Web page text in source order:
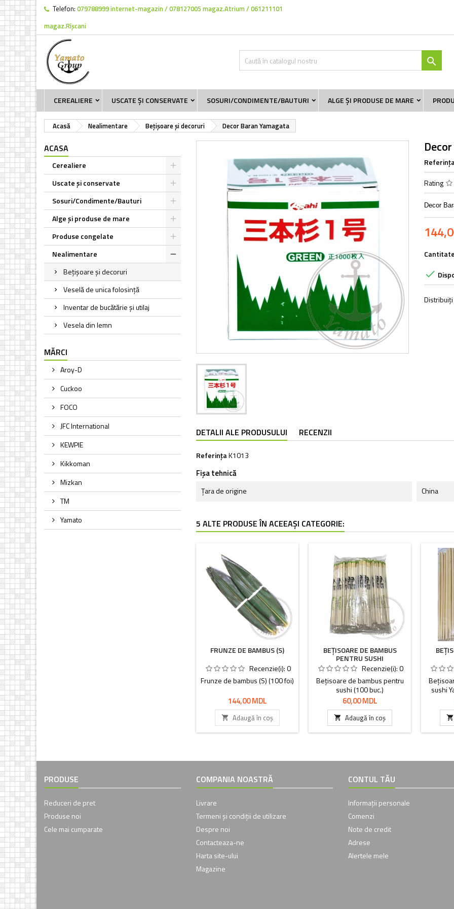
Telefon: 079788999 internet-magazin / 078127005 magaz.Atrium / 061211101
magaz.Rîșcani

CEREALIERE USCATE ȘI CONSERVATE SOSURI/CONDIMENTE/BAUTURI ALGE ȘI PRODUSE DE MARE
Acasă Nealimentare Bețișoare și decoruri Decor Baran Yamagata
ACASA
Cerealiere
Uscate și conservate
Sosuri/Condimente/Bauturi
Alge și produse de mare
Produse congelate
Nealimentare
Bețișoare și decoruri
Veselă de unica folosință
Inventar de bucătărie și utilaj
Vesela din lemn
MĂRCI
Aroy-D
Cuckoo
FOCO
JFC International
KEWPIE
Kikkoman
Mizkan
TM
Yamato
Rating
Decor
Cantitate

Distribuiți
DETALII ALE PRODUSULUI RECENZII
ReferințaK1013
Fișa tehnică
Țara de origine China
5 ALTE PRODUSE ÎN ACEEAȘI CATEGORIE:
FRUNZE DE BAMBUS (S)
Recenzie(i):0
Frunze de bambus (S) (100 foi)
Preț
144,00 MDL
 Adaugă în coș
BEȚISOARE DE BAMBUS
PENTRU SUSHI
Recenzie(i):0
Bețisoare de bambus pentru
sushi (100 buc.)
Preț
60,00 MDL
 Adaugă în coș
sushi

PRODUSE
Reduceri de pret
Produse noi
Cele mai cumparate
COMPANIA NOASTRĂ
Livrare
Termeni și condiții de utilizare
Despre noi
Contacteaza-ne
Harta site-ului
Magazine
CONTUL TĂU
Informații personale
Comenzi
Note de credit
Adrese
Alertele mele